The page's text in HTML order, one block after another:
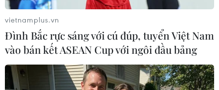
#Bà Rịa-Vũng Tàu
#Hỏa hoạn
#Sản xuất giày da
Bà Rịa - Vũng Tàu
Tp. Hồ Chí Minh
vietnamplus.vn
Đình Bắc rực sáng với cú đúp, tuyển Việt Nam
vào bán kết ASEAN Cup với ngôi đầu bảng